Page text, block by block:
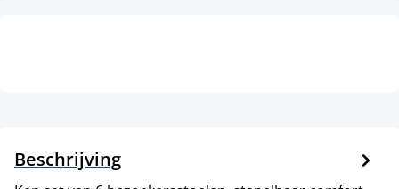
Beschrijving